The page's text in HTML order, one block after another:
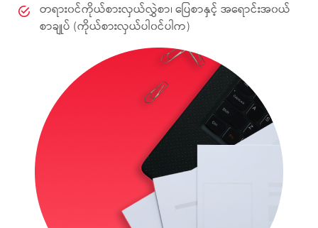
တရား၀င်ကိုယ်စားလှယ်လွှဲစာ၊ ပြေစာနှင့် အရောင်းအ၀ယ်
စာချုပ် (ကိုယ်စားလှယ်ပါ၀င်ပါက)